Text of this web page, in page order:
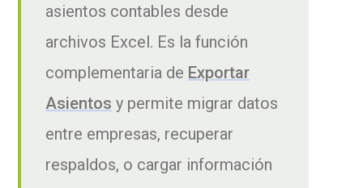
asientos contables desde
archivos Excel. Es la función
complementaria de Exportar
Asientos y permite migrar datos
entre empresas, recuperar
respaldos, o cargar información